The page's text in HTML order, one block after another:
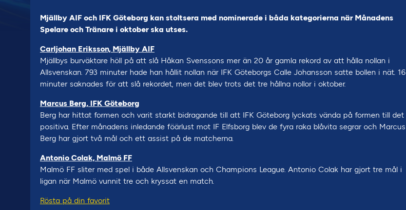
Mjällby AIF och IFK Göteborg kan stoltsera med nominerade i båda kategorierna när Månadens
Spelare och Tränare i oktober ska utses.
Carljohan Eriksson, Mjällby AIF
Mjällbys burväktare höll på att slå Håkan Svenssons mer än 20 år gamla rekord av att hålla nollan i
Allsvenskan. 793 minuter hade han hållit nollan när IFK Göteborgs Calle Johansson satte bollen i nät. 16
minuter saknades för att slå rekordet, men det blev trots det tre hållna nollor i oktober.
Marcus Berg, IFK Göteborg
Berg har hittat formen och varit starkt bidragande till att IFK Göteborg lyckats vända på formen till det
positiva. Efter månadens inledande föärlust mot IF Elfsborg blev de fyra raka blåvita segrar och Marcus
Berg har gjort två mål och ett assist på de matcherna.
Antonio Colak, Malmö FF
Malmö FF sliter med spel i både Allsvenskan och Champions League. Antonio Colak har gjort tre mål i
ligan när Malmö vunnit tre och kryssat en match.
Rösta på din favorit